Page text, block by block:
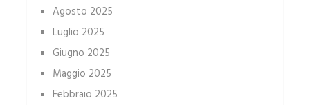
Agosto 2025
Luglio 2025
Giugno 2025
Maggio 2025
Febbraio 2025